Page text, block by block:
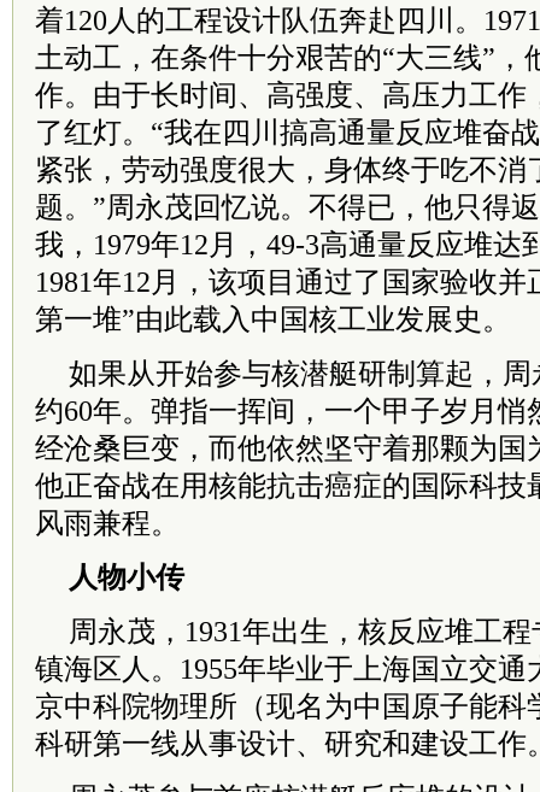
着120人的工程设计队伍奔赴四川。
土动工，在条件十分艰苦的“大三线”，
作。由于长时间、高强度、高压力工作
了红灯。“我在四川搞高通量反应堆奋
紧张，劳动强度很大，身体终于吃不消
题。”周永茂回忆说。不得已，他只得
我，1979年12月，49-3高通量反应堆达
1981年12月，该项目通过了国家验收
第一堆”由此载入中国核工业发展史。
如果从开始参与核潜艇研制算起，
约60年。弹指一挥间，一个甲子岁月悄
经沧桑巨变，而他依然坚守着那颗为国
他正奋战在用核能抗击癌症的国际科技
风雨兼程。
人物小传
周永茂，1931年出生，核反应堆工
镇海区人。1955年毕业于上海国立交
京中科院物理所（现名为中国原子能科
科研第一线从事设计、研究和建设工作